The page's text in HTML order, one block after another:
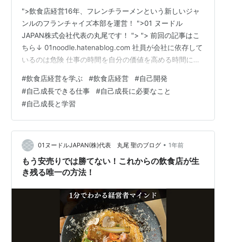
">飲食店経営16年、フレンチラーメンという新しいジャ
ンルのフランチャイズ本部を運営！ ">01 ヌードル
JAPAN株式会社代表の丸尾です！ "> "> 前回の記事はこ
ちら↓ 01noodle.hatenablog.com 社員が会社に依存して
いるのは危険 仕事の時間を自分の価値を高める時間にす
社が良いとか悪いとかよく議論されているなあ〜と… 自
分がいつでも独立出来るようになったらそもそもそんな
不満も不安も生まれない。 選択肢も増えるのにな〜 昔か
らずっと、 僕の会社では『自立する事』をテーマに1人1
人と向き合ってきたので、 社員全員経営…
#飲食店経営を学ぶ #飲食店経営 #自己開発
#自己成長できる仕事 #自己成長に必要なこと
#自己成長と学習
01ヌードルJAPAN(株)代表 丸尾 聖のブログ • 1年前
もう安売りでは勝てない！これからの飲食店が生
き残る唯一の方法！